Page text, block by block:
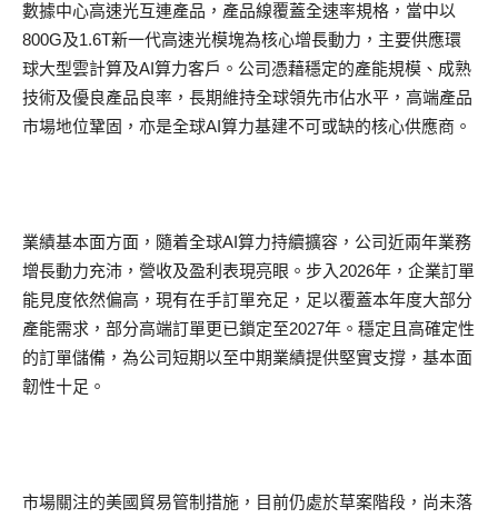
數據中心高速光互連產品，產品線覆蓋全速率規格，當中以
800G及1.6T新一代高速光模塊為核心增長動力，主要供應環
球大型雲計算及AI算力客戶。公司憑藉穩定的產能規模、成熟
技術及優良產品良率，長期維持全球領先市佔水平，高端產品
市場地位鞏固，亦是全球AI算力基建不可或缺的核心供應商。
業績基本面方面，隨着全球AI算力持續擴容，公司近兩年業務
增長動力充沛，營收及盈利表現亮眼。步入2026年，企業訂單
能見度依然偏高，現有在手訂單充足，足以覆蓋本年度大部分
產能需求，部分高端訂單更已鎖定至2027年。穩定且高確定性
的訂單儲備，為公司短期以至中期業績提供堅實支撐，基本面
韌性十足。
市場關注的美國貿易管制措施，目前仍處於草案階段，尚未落